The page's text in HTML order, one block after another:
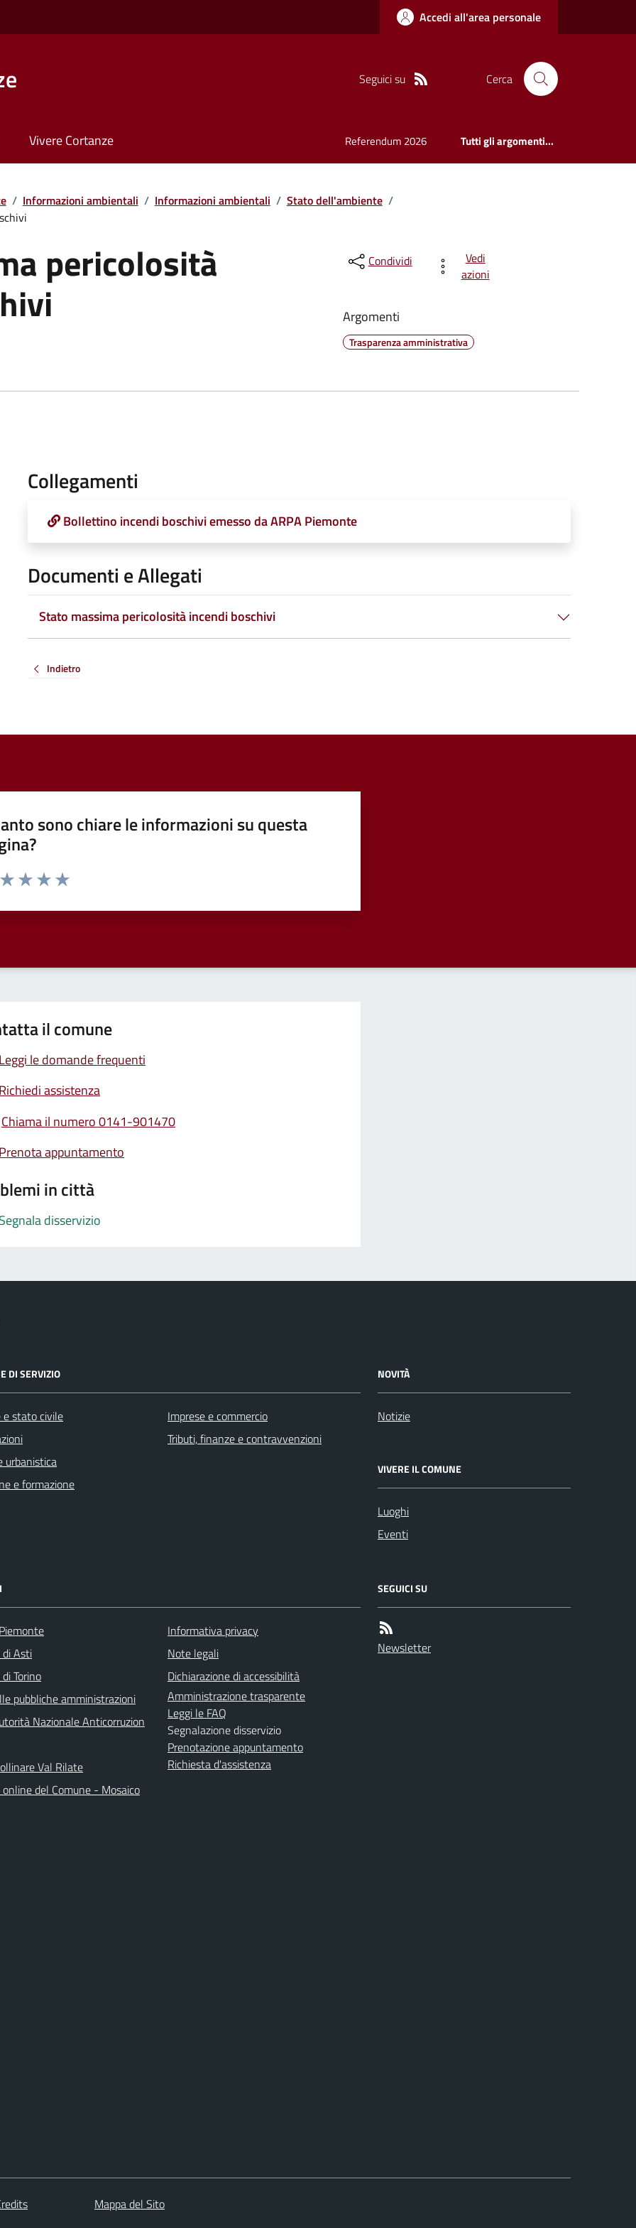
Accedi all'area personale
Seguici su Cerca
Vivere Cortanze Referendum 2026 Tutti gli argomenti...
/ Informazioni ambientali / Informazioni ambientali / Stato dell'ambiente /
pericolosità Condividi
Vedi
azioni
Argomenti
Trasparenza amministrativa
Collegamenti
Bollettino incendi boschivi emesso da ARPA Piemonte
Documenti e Allegati
Stato massima pericolosità incendi boschivi
Indietro
sono chiare le informazioni su questa
da 1 a 5 stelle la pagina
il comune
Leggi le domande frequenti
Richiedi assistenza
Chiama il numero 0141-901470
Prenota appuntamento
in città
Segnala disservizio
DI SERVIZIO
e stato civile
urbanistica
e formazione
Imprese e commercio
Tributi, finanze e contravvenzioni
NOVITÀ
Notizie
VIVERE IL COMUNE
Luoghi
Eventi
di Asti
Torino
pubbliche amministrazioni
Nazionale Anticorruzion
Val Rilate
del Comune - Mosaico
Informativa privacy
Note legali
Dichiarazione di accessibilità
Amministrazione trasparente
Leggi le FAQ
Segnalazione disservizio
Prenotazione appuntamento
Richiesta d'assistenza
SEGUICI SU
Newsletter
Mappa del Sito